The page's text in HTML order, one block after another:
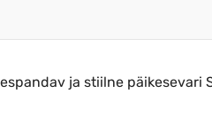
ja stiilne päikesevari